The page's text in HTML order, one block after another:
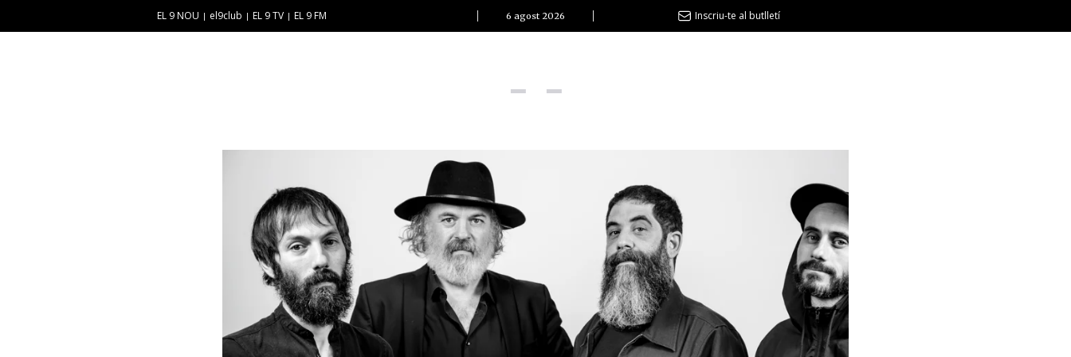
Novetats discogràfiques
El Clàssic | ELS 3 TAMBORS
TEMÀTIQUES
EL 9 NOU el9club EL 9 TV EL 9 FM 6 agost 2026 Inscriu-te al butlletí